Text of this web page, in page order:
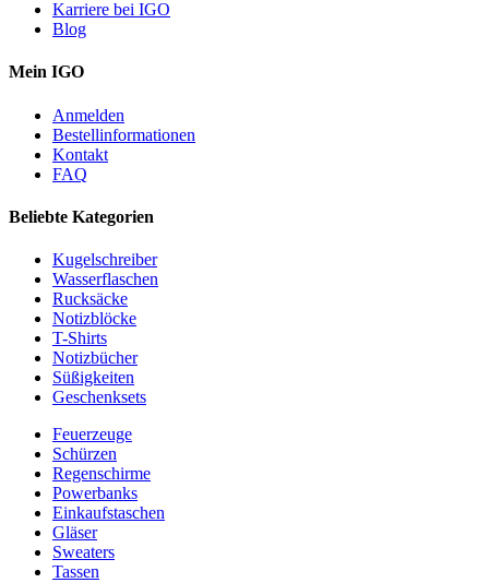
Karriere bei IGO
Blog
Mein IGO
Anmelden
Bestellinformationen
Kontakt
FAQ
Beliebte Kategorien
Kugelschreiber
Wasserflaschen
Rucksäcke
Notizblöcke
T-Shirts
Notizbücher
Süßigkeiten
Geschenksets
Feuerzeuge
Schürzen
Regenschirme
Powerbanks
Einkaufstaschen
Gläser
Sweaters
Tassen